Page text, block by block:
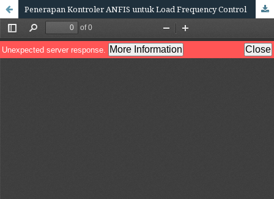
Penerapan Kontroler ANFIS untuk Load Frequency Control